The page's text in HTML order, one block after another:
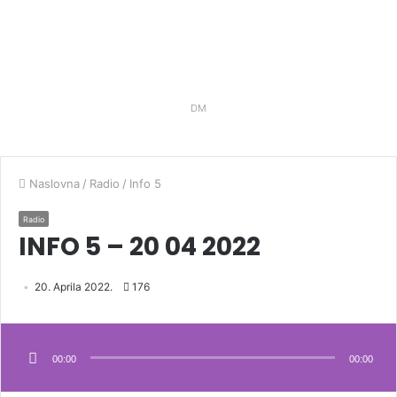
DM
Naslovna / Radio / Info 5
Radio
INFO 5 – 20 04 2022
20. Aprila 2022. 176
00:00 00:00